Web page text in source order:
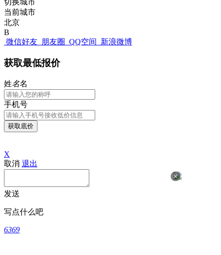
切换城市
当前城市
北京
B
微信好友 朋友圈 QQ空间 新浪微博
获取最低报价
姓名名
手机号
获取底价
X
取消 退出
发送
写点什么吧
6369
×